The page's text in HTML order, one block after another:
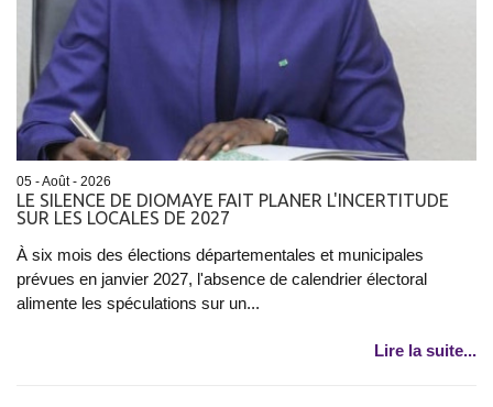
05 - Août - 2026
LE SILENCE DE DIOMAYE FAIT PLANER L'INCERTITUDE
SUR LES LOCALES DE 2027
À six mois des élections départementales et municipales
prévues en janvier 2027, l'absence de calendrier électoral
alimente les spéculations sur un...
Lire la suite...